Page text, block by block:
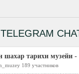
TELEGRAM